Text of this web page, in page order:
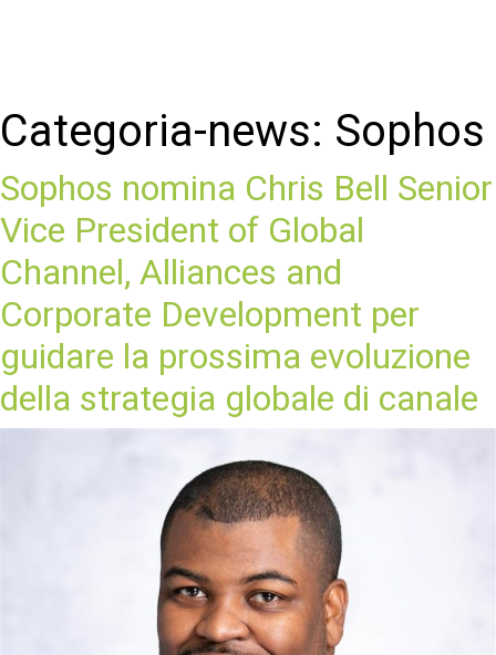
Categoria-news: Sophos
Sophos nomina Chris Bell Senior
Vice President of Global
Channel, Alliances and
Corporate Development per
guidare la prossima evoluzione
della strategia globale di canale